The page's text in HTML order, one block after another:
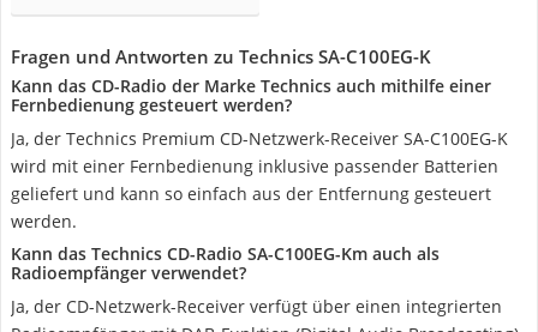
Fragen und Antworten zu Technics SA-C100EG-K
Kann das CD-Radio der Marke Technics auch mithilfe einer
Fernbedienung gesteuert werden?
Ja, der Technics Premium CD-Netzwerk-Receiver SA-C100EG-K
wird mit einer Fernbedienung inklusive passender Batterien
geliefert und kann so einfach aus der Entfernung gesteuert
werden.
Kann das Technics CD-Radio SA-C100EG-Km auch als
Radioempfänger verwendet?
Ja, der CD-Netzwerk-Receiver verfügt über einen integrierten